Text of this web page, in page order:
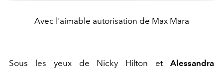
Avec l'aimable autorisation de Max Mara
Sous les yeux de Nicky Hilton et Alessandra